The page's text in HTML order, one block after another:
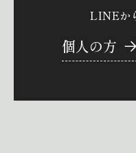
LINEか
個人の方